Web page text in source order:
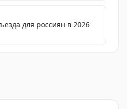
для россиян в 2026